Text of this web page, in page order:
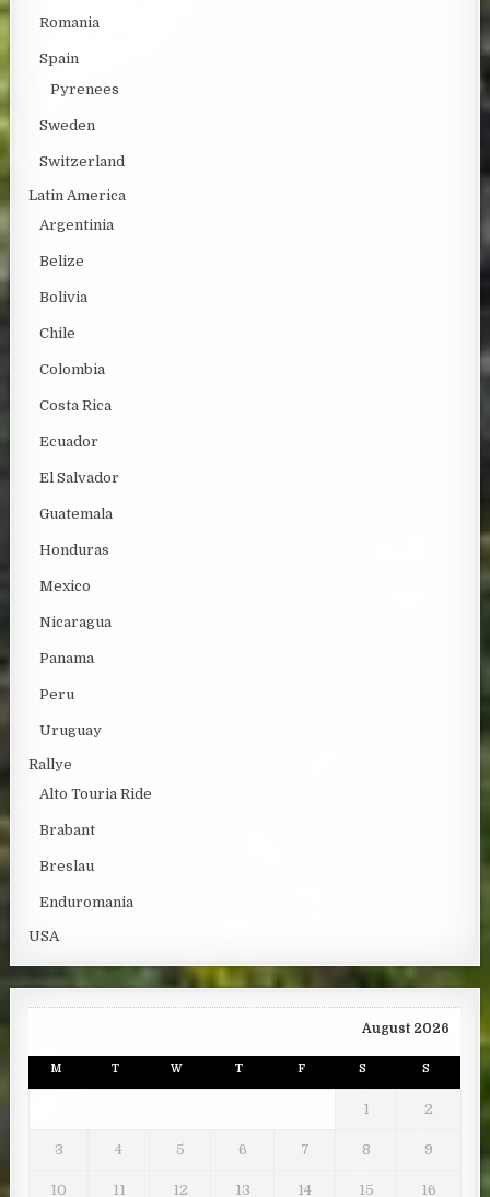
Romania
Spain
Pyrenees
Sweden
Switzerland
Latin America
Argentinia
Belize
Bolivia
Chile
Colombia
Costa Rica
Ecuador
El Salvador
Guatemala
Honduras
Mexico
Nicaragua
Panama
Peru
Uruguay
Rallye
Alto Touria Ride
Brabant
Breslau
Enduromania
USA
August 2026
M T W T F S S
1 2
3 4 5 6 7 8 9
10 11 12 13 14 15 16